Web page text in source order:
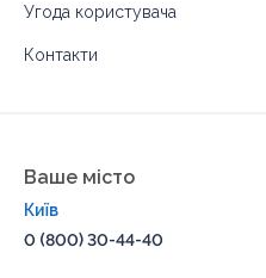
Угода користувача
Контакти
Ваше місто
Київ
0 (800) 30-44-40